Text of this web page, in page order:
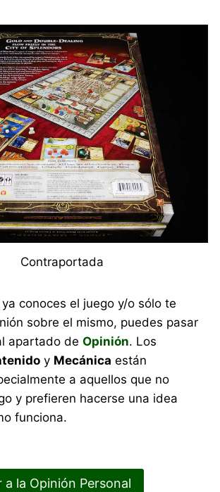
Contraportada
ya conoces el juego y/o sólo te
sobre el mismo, puedes pasar
apartado deOpinión. Los
y Mecánica están
a aquellos que no
y prefieren hacerse una idea
funciona.
a la Opinión Personal